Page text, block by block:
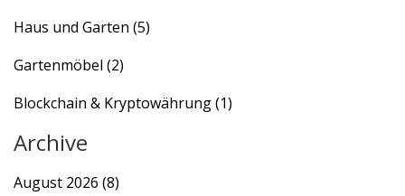
Haus und Garten (5)
Gartenmöbel (2)
Blockchain & Kryptowährung(1)
Archive
August 2026 (8)